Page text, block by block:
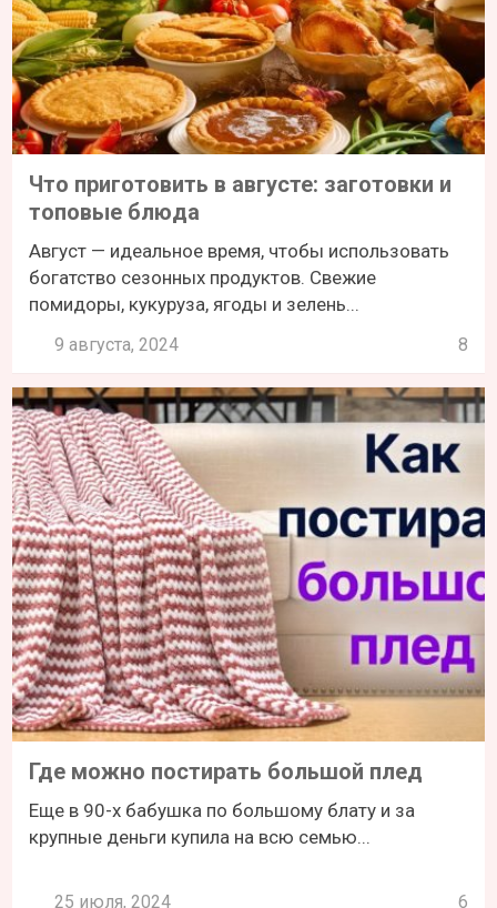
Что приготовить в августе: заготовки и
топовые блюда
Август — идеальное время, чтобы использовать
богатство сезонных продуктов. Свежие
помидоры, кукуруза, ягоды и зелень...
9 августа, 2024 8
Где можно постирать большой плед
Еще в 90-х бабушка по большому блату и за
крупные деньги купила на всю семью...
25 июля, 2024 6